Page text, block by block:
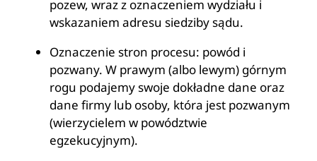
pozew, wraz z oznaczeniem wydziału i
wskazaniem adresu siedziby sądu.
Oznaczenie stron procesu: powód i
pozwany. W prawym (albo lewym) górnym
rogu podajemy swoje dokładne dane oraz
dane firmy lub osoby, która jest pozwanym
(wierzycielem w powództwie
egzekucyjnym).